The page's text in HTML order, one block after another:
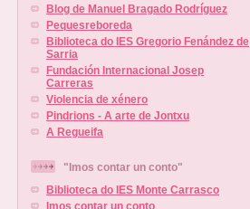
Blog de Manuel Bragado Rodríguez
Pequesreboreda
Biblioteca do IES Gregorio Fenández de
Sarria
Fundación Internacional Josep
Carreras
Violencia de xénero
Pindrions - A arte de Jontxu
A Regueifa
"Imos contar un conto"
Biblioteca do IES Monte Carrasco
Imos contar un conto